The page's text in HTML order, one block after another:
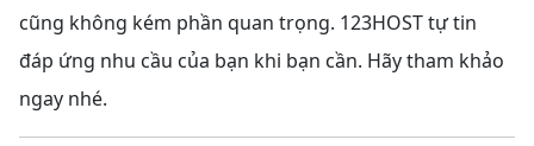
cũng không kém phần quan trọng. 123HOST tự tin
đáp ứng nhu cầu của bạn khi bạn cần. Hãy tham khảo
ngay nhé.